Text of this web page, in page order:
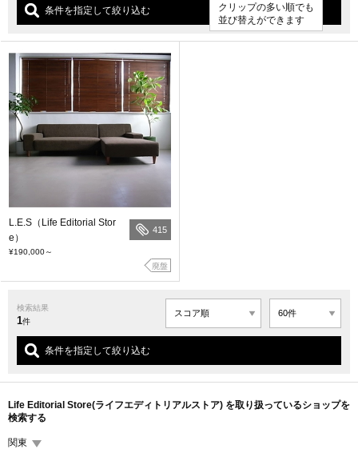
クリップの多い順でも
並び替えができます
条件を指定して絞り込む
L.E.S（Life Editorial Stor
e）
¥190,000～
415
廃盤
検索結果
1件
条件を指定して絞り込む
Life Editorial Store(ライフエディトリアルストア) を取り扱っているショップを
検索する
関東